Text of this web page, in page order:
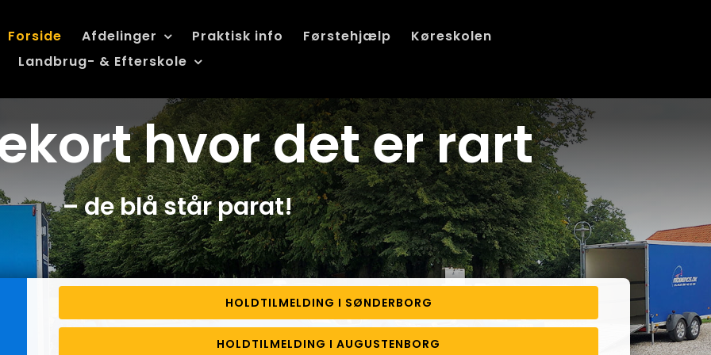
Forside Afdelinger Praktisk info Førstehjælp
Køreskolen
Landbrug- & Efterskole
hvor det er rart
– de blå står parat!
HOLDTILMELDING I SØNDERBORG
HOLDTILMELDING I AUGUSTENBORG